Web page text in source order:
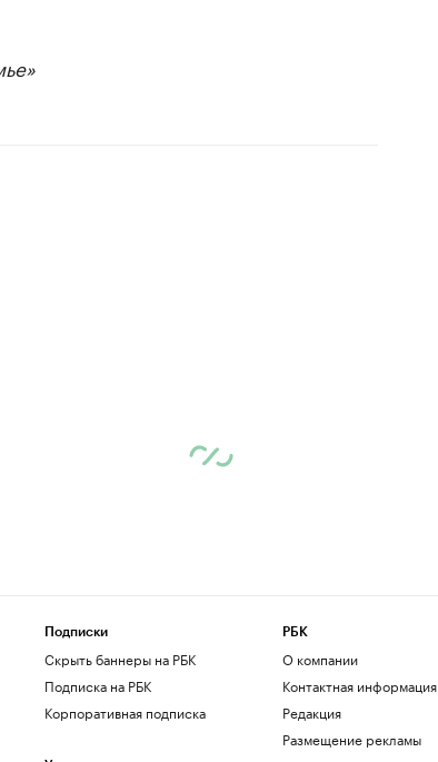
Подписки
Скрыть баннеры на РБК
Подписка на РБК
Корпоративная подписка
РБК
О компании
Контактная информация
Редакция
Размещение рекламы